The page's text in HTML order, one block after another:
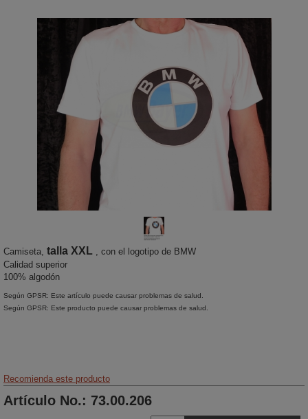
Camiseta, talla XXL , con el logotipo de BMW
Calidad superior
100% algodón
Según GPSR: Este artículo puede causar problemas de salud.
Según GPSR: Este producto puede causar problemas de salud.
Recomienda este producto
Artículo No.: 73.00.206